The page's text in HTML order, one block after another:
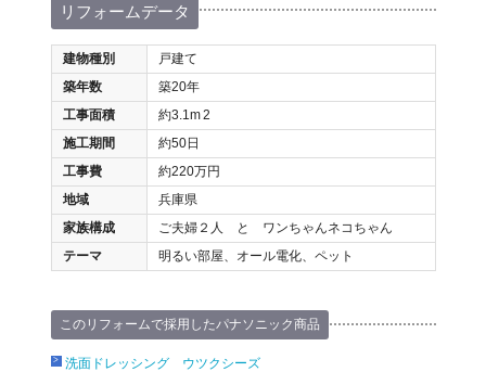
リフォームデータ
建物種別
戸建て
築年数
築20年
工事面積
約3.1m2
施工期間
約50日
工事費
約220万円
地域
兵庫県
家族構成
ご夫婦２人 と ワンちゃんネコちゃん
テーマ
明るい部屋、オール電化、ペット
このリフォームで採用したパナソニック商品
洗面ドレッシング ウツクシーズ